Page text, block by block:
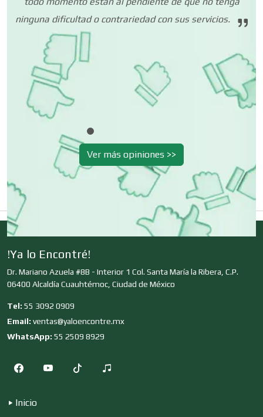
Depósitos Dentales
Dermatólogos
Desarrollo de Software
Desperdicios Industriales
Edecanes
Electricidad y Plomería
dificultad o contrariedad con sus servicios.
Ver más opiniones >>
!Ya lo Encontré!
Dr. Mariano Azuela #8B - Interior 1 Col. Santa María la Ribera, C.P.
06400 Alcaldía Cuauhtémoc, Ciudad de México
Tel: 55 3092 0909
Email: ventas@yaloencontre.mx
WhatsApp: 55 2509 8929
Inicio